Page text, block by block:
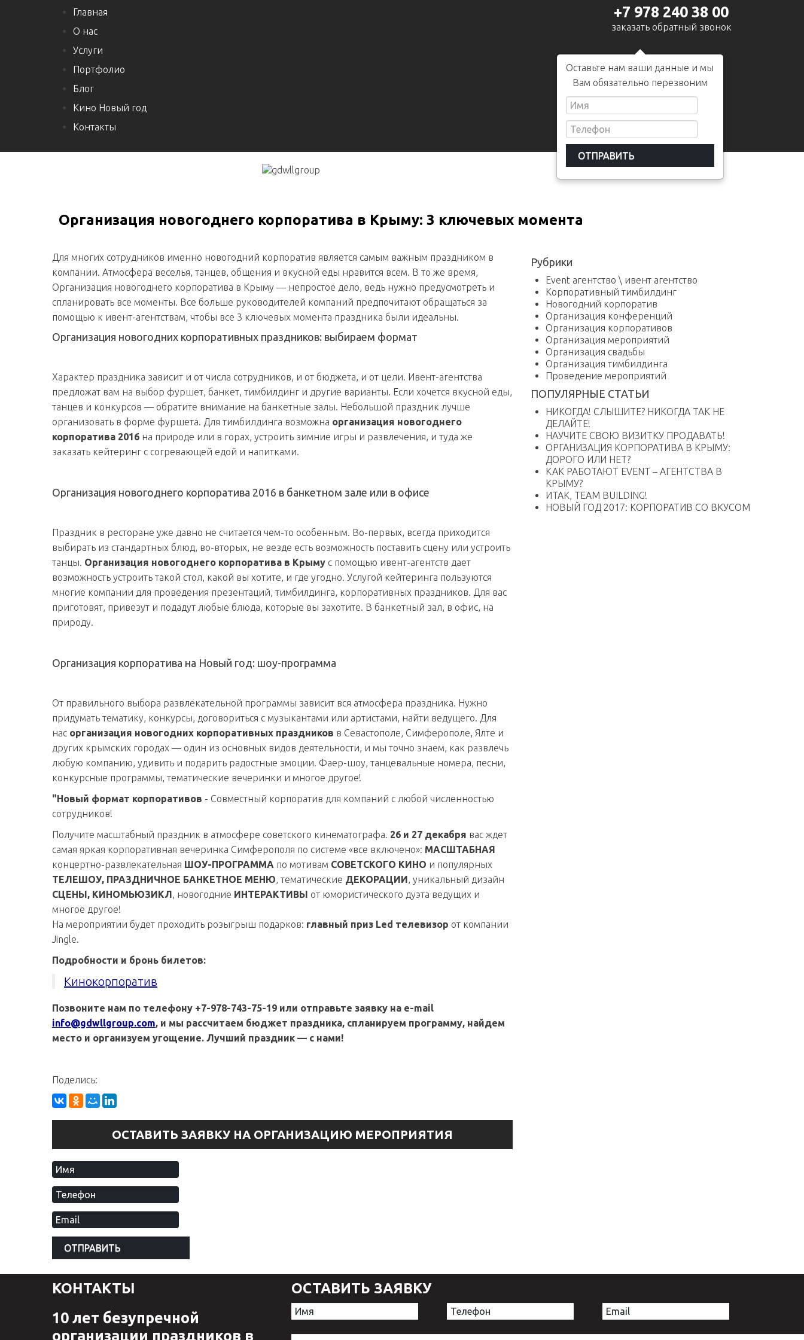
Главная
О нас
Услуги
Портфолио
Блог
Кино Новый год
Контакты
+7 978 240 38 00
заказать обратный звонок
Оставьте нам ваши данные и мы
Вам обязательно перезвоним
Организация новогоднего корпоратива в Крыму: 3 ключевых момента
Для многих сотрудников именно новогодний корпоратив является самым важным праздником в
компании. Атмосфера веселья, танцев, общения и вкусной еды нравится всем. В то же время,
Организация новогоднего корпоратива в Крыму — непростое дело, ведь нужно предусмотреть и
спланировать все моменты. Все больше руководителей компаний предпочитают обращаться за
помощью к ивент-агентствам, чтобы все 3 ключевых момента праздника были идеальны.
Организация новогодних корпоративных праздников: выбираем формат
Характер праздника зависит и от числа сотрудников, и от бюджета, и от цели. Ивент-агентства
предложат вам на выбор фуршет, банкет, тимбилдинг и другие варианты. Если хочется вкусной еды,
танцев и конкурсов — обратите внимание на банкетные залы. Небольшой праздник лучше
организовать в форме фуршета. Для тимбилдинга возможна организация новогоднего
корпоратива 2016 на природе или в горах, устроить зимние игры и развлечения, и туда же
заказать кейтеринг с согревающей едой и напитками.
Организация новогоднего корпоратива 2016 в банкетном зале или в офисе
Праздник в ресторане уже давно не считается чем-то особенным. Во-первых, всегда приходится
выбирать из стандартных блюд, во-вторых, не везде есть возможность поставить сцену или устроить
танцы. Организация новогоднего корпоратива в Крыму с помощью ивент-агентств дает
возможность устроить такой стол, какой вы хотите, и где угодно. Услугой кейтеринга пользуются
многие компании для проведения презентаций, тимбилдинга, корпоративных праздников. Для вас
приготовят, привезут и подадут любые блюда, которые вы захотите. В банкетный зал, в офис, на
природу.
Организация корпоратива на Новый год: шоу-программа
От правильного выбора развлекательной программы зависит вся атмосфера праздника. Нужно
придумать тематику, конкурсы, договориться с музыкантами или артистами, найти ведущего. Для
нас организация новогодних корпоративных праздников в Севастополе, Симферополе, Ялте и
других крымских городах — один из основных видов деятельности, и мы точно знаем, как развлечь
любую компанию, удивить и подарить радостные эмоции. Фаер-шоу, танцевальные номера, песни,
конкурсные программы, тематические вечеринки и многое другое!
"Новый формат корпоративов - Совместный корпоратив для компаний с любой численностью
сотрудников!
Получите масштабный праздник в атмосфере советского кинематографа. 26 и 27 декабря вас ждет
самая яркая корпоративная вечеринка Симферополя по системе «все включено»: МАСШТАБНАЯ
концертно-развлекательная ШОУ-ПРОГРАММА по мотивам СОВЕТСКОГО КИНО и популярных
ТЕЛЕШОУ, ПРАЗДНИЧНОЕ БАНКЕТНОЕ МЕНЮ, тематические ДЕКОРАЦИИ, уникальный дизайн
СЦЕНЫ, КИНОМЬЮЗИКЛ, новогодние ИНТЕРАКТИВЫ от юмористического дуэта ведущих и
многое другое!
На мероприятии будет проходить розыгрыш подарков: главный приз Led телевизор от компании
Jingle.
Подробности и бронь билетов:
Кинокорпоратив
Позвоните нам по телефону +7-978-743-75-19 или отправьте заявку на e-mail
info@gdwllgroup.com, и мы рассчитаем бюджет праздника, спланируем программу, найдем
место и организуем угощение. Лучший праздник — с нами!
Поделись:
ОСТАВИТЬ ЗАЯВКУ НА ОРГАНИЗАЦИЮ МЕРОПРИЯТИЯ
Рубрики
Event агентство \ ивент агентство
Корпоративный тимбилдинг
Новогодний корпоратив
Организация конференций
Организация корпоративов
Организация мероприятий
Организация свадьбы
Организация тимбилдинга
Проведение мероприятий
ПОПУЛЯРНЫЕ СТАТЬИ
НИКОГДА! СЛЫШИТЕ? НИКОГДА ТАК НЕ
ДЕЛАЙТЕ!
НАУЧИТЕ СВОЮ ВИЗИТКУ ПРОДАВАТЬ!
ОРГАНИЗАЦИЯ КОРПОРАТИВА В КРЫМУ:
ДОРОГО ИЛИ НЕТ?
КАК РАБОТАЮТ EVENT – АГЕНТСТВА В
КРЫМУ?
ИТАК, TEAM BUILDING!
НОВЫЙ ГОД 2017: КОРПОРАТИВ СО ВКУСОМ
КОНТАКТЫ
10 лет безупречной
организации праздников в
ОСТАВИТЬ ЗАЯВКУ